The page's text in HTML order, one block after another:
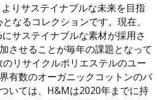
よりサステイナブルな未来を目指
なるコレクションです。現在、
サステイナブルな素材が採用さ
させることが毎年の課題となって
リサイクルポリエステルのユー
有数のオーガニックコットンのバ
いては、H&Mは2020年までに持